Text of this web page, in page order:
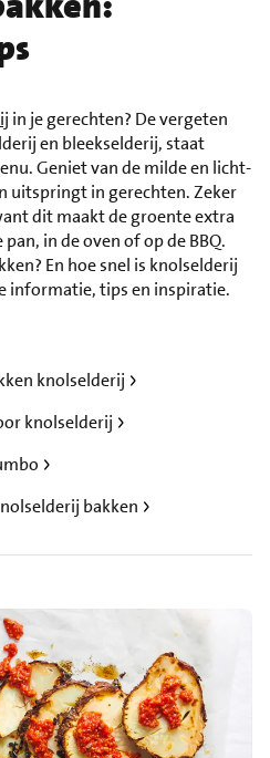
in je gerechten? De vergeten
en bleekselderij, staat
Geniet van de milde en licht-
uitspringt in gerechten. Zeker
dit maakt de groente extra
in de oven of op de BBQ.
En hoe snel is knolselderij
informatie, tips en inspiratie.
knolselderij
knolselderij
bakken